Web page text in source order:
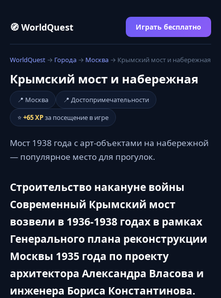
🧭 WorldQuest Играть бесплатно
WorldQuest → Города → Москва → Крымский мост и набережная
Крымский мост и набережная
📍 Москва
📍 Достопримечательности
⭐ +65 XPза посещение в игре
Мост 1938 года с арт-объектами на набережной
— популярное место для прогулок.
Строительство накануне войны
Современный Крымский мост
возвели в 1936-1938 годах в рамках
Генерального плана реконструкции
Москвы 1935 года по проекту
архитектора Александра Власова и
инженера Бориса Константинова.